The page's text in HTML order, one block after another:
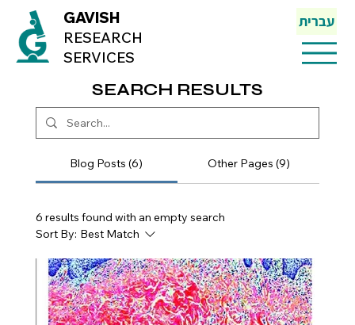
GAVISH
RESEARCH
SERVICES
עברית
SEARCH RESULTS
SEARCH RESULTS
Blog Posts (6) Other Pages (9)
6 results found with an empty search
Sort By: Best Match